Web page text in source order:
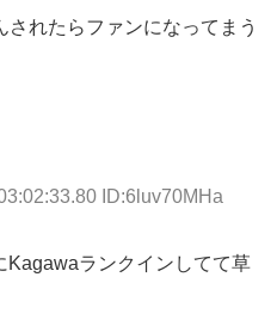
れたらファンになってまう
ID:6luv70MHa
Kagawaランクインしてて草